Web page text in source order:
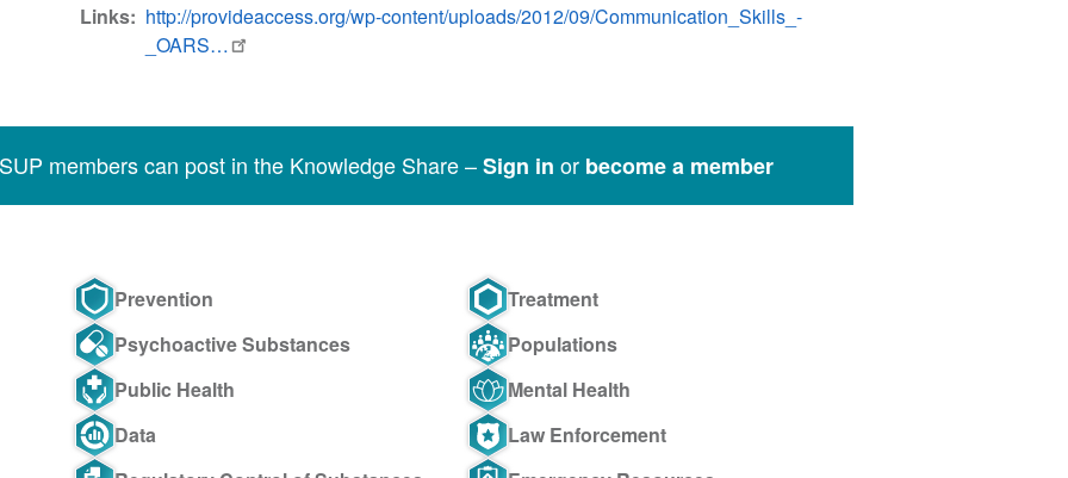
Links
http://provideaccess.org/wp-content/uploads/2012/09/Communication_Skills_-
_OARS…
members can post in the Knowledge Share –Sign in or become a member
Prevention
Treatment
Psychoactive Substances
Populations
Public Health
Mental Health
Data
Law Enforcement